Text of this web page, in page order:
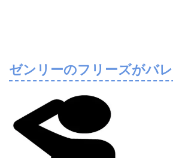
ゼンリーのフリーズがバ